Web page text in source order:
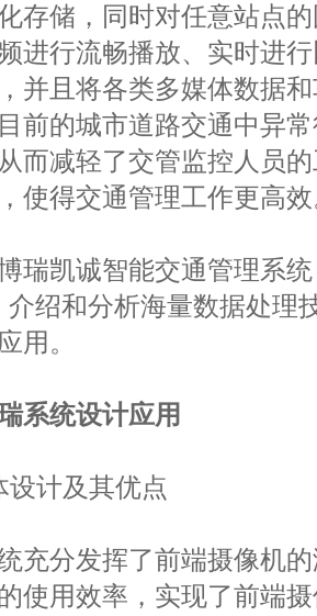
存储，同时对任意站点
进行流畅播放、实时进
并且将各类多媒体数据
前的城市道路交通中异
而减轻了交管监控人员
使得交通管理工作更高
凯诚智能交通管理系统
介绍和分析海量数据处理
用。
系统设计应用
计及其优点
分发挥了前端摄像机的
使用效率，实现了前端